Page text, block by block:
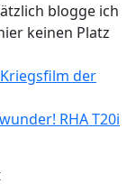
blogge ich
keinen Platz
der
RHA T20i